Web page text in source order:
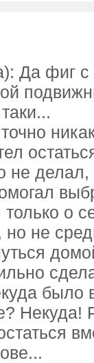
Да фиг
не
о
но не
было
Некуда!